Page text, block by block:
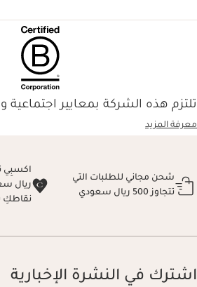
تلتزم هذه الشركة بمعايير اجتماعية
معرفة المزيد
شحن مجاني للطلبات التي
تتجاوز 500 ريال سعودي
ريال
نقاطكِ
اشترك في النشرة الإخبارية